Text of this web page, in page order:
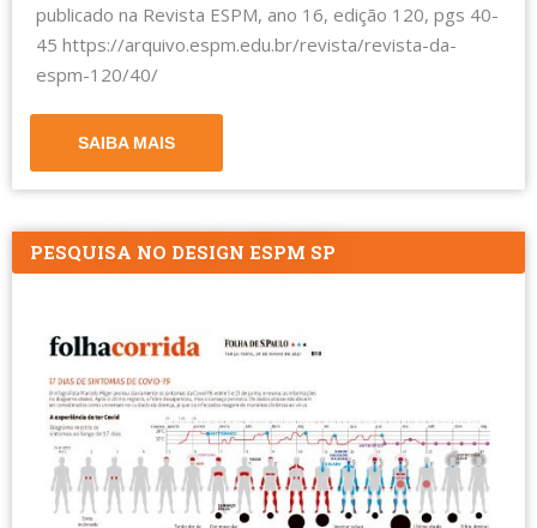
publicado na Revista ESPM, ano 16, edição 120, pgs 40-
45 https://arquivo.espm.edu.br/revista/revista-da-
espm-120/40/
SAIBA MAIS
PESQUISA NO DESIGN ESPM SP